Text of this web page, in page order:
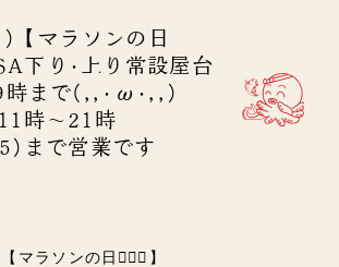
【マラソンの日
下り･上り常設屋台
時まで(,,･ω･,,)
時～21時
まで営業です
マラソンの日🏃🏻‍♂️】